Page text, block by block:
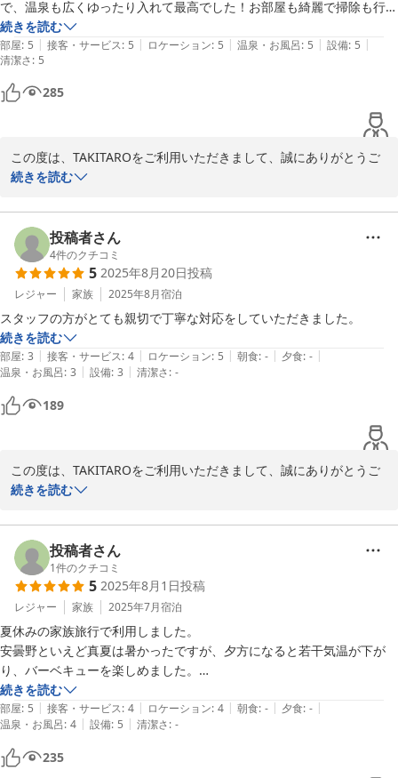
で、温泉も広くゆったり入れて最高でした！お部屋も綺麗で掃除も行き
届いていて、オーナーさんも優しくとても良かったです♡来年もぜひ使
わせていただきます！ありがとうございました。
続きを読む
部屋: 5 | 接客・サービス: 5 | ロケーション: 5 | 温泉・お風呂: 5 | 設備: 5 |
清潔さ: 5
285
この度は、TAKITAROをご利用いただきまして、誠にありがとうご
ざいました。お客様に気に入っていただけて嬉しいです。綺麗さ、
らはお客様の別荘としてご利用くださいませ。またのご宿泊心より
歓迎申し上げます。
カナディアンログコテージＴＡＫＩＴＡＲＯ
2025-11-18
続きを読む
投稿者さん
4件のクチコミ
5 2025年8月20日投稿
レジャー 家族 2025年8月宿泊
スタッフの方がとても親切で丁寧な対応をしていただきました。
続きを読む
部屋: 3 | 接客・サービス: 4 | ロケーション: 5 | 朝食: - | 夕食: - |
温泉・お風呂: 3 | 設備: 3 | 清潔さ: -
189
この度は、TAKITAROをご利用いただきまして、誠にありがとうご
ざいました。スタッフの励みになる口コミ投稿をありがとうござい
ていきます。これからはお客様の別荘としてご利用くださいませ。
またのご宿泊心より歓迎申し上げます。
2025-09-06
続きを読む
投稿者さん
1件のクチコミ
5 2025年8月1日投稿
レジャー 家族 2025年7月宿泊
夏休みの家族旅行で利用しました。
安曇野といえど真夏は暑かったですが、夕方になると若干気温が下が
り、バーベキューを楽しめました。
バーベキューの片付けがお任せなのは本当にありがたいです。
部屋は隅々まで綺麗に掃除がされていて、水周りも清潔感がありまし
た。
とても快適に過ごすことができました。
食費の用意・片付けをする必要があるので、旅行の目的にもよるとは思
続きを読む
部屋: 5 | 接客・サービス: 4 | ロケーション: 4 | 朝食: - | 夕食: - |
温泉・お風呂: 4 | 設備: 5 | 清潔さ: -
235